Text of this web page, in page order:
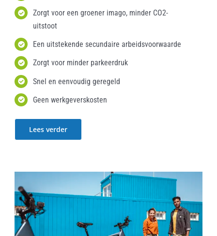
Zorgt voor een groener imago, minder CO2-
uitstoot
Een uitstekende secundaire arbeidsvoorwaarde
Zorgt voor minder parkeerdruk
Snel en eenvoudig geregeld
Geen werkgeverskosten
Lees verder